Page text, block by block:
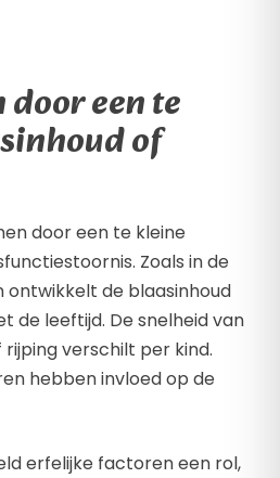
een te
of
door een te kleine
Zoals in de
ontwikkelt de blaasinhoud
de leeftijd. De snelheid van
verschilt per kind.
hebben invloed op de
erfelijke factoren een rol,